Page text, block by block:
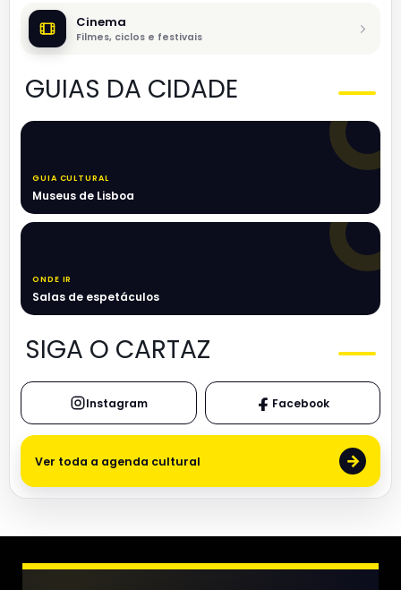
Cinema
Filmes, ciclos e festivais
GUIAS DA CIDADE
GUIA CULTURAL
Museus de Lisboa
ONDE IR
Salas de espetáculos
SIGA O CARTAZ
Instagram Facebook
Ver toda a agenda cultural →